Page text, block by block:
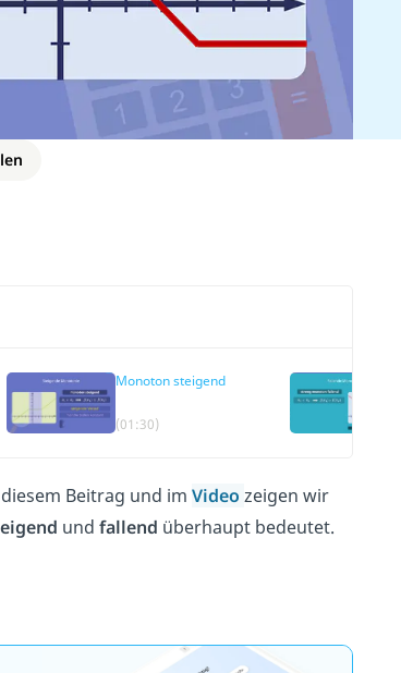
Monoton steigend
(01:30)
Beitrag und im Video zeigen wir
und fallend überhaupt bedeutet.